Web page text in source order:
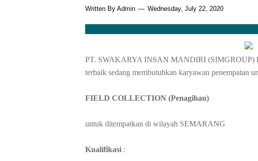
Written By Admin Wednesday, July 22, 2020
PT. SWAKARYA INSAN MANDIRI (SIMGROUP)
terbaik sedang membutuhkan karyawan penempatan
FIELD COLLECTION (Penagihan)
untuk ditempatkan di wilayah SEMARANG
Kualifikasi :